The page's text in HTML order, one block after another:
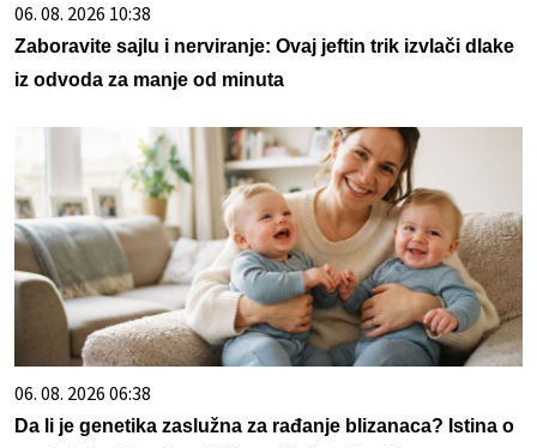
06. 08. 2026 10:38
Zaboravite sajlu i nerviranje: Ovaj jeftin trik izvlači dlake
iz odvoda za manje od minuta
06. 08. 2026 06:38
Da li je genetika zaslužna za rađanje blizanaca? Istina o